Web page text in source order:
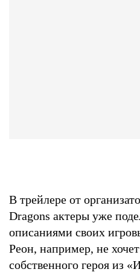
В трейлере от
Dragons актеры уже
описаниями своих
Реон, например, не
собственного героя из